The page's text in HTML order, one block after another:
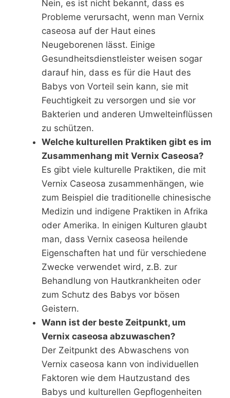
Nein, es ist nicht bekannt, dass es
Probleme verursacht, wenn man Vernix
caseosa auf der Haut eines
Neugeborenen lässt. Einige
Gesundheitsdienstleister weisen sogar
darauf hin, dass es für die Haut des
Babys von Vorteil sein kann, sie mit
Feuchtigkeit zu versorgen und sie vor
Bakterien und anderen Umwelteinflüssen
zu schützen.
Welche kulturellen Praktiken gibt es im
Zusammenhang mit Vernix Caseosa?
Es gibt viele kulturelle Praktiken, die mit
Vernix Caseosa zusammenhängen, wie
zum Beispiel die traditionelle chinesische
Medizin und indigene Praktiken in Afrika
oder Amerika. In einigen Kulturen glaubt
man, dass Vernix caseosa heilende
Eigenschaften hat und für verschiedene
Zwecke verwendet wird, z.B. zur
Behandlung von Hautkrankheiten oder
zum Schutz des Babys vor bösen
Geistern.
Wann ist der beste Zeitpunkt, um
Vernix caseosa abzuwaschen?
Der Zeitpunkt des Abwaschens von
Vernix caseosa kann von individuellen
Faktoren wie dem Hautzustand des
Babys und kulturellen Gepflogenheiten